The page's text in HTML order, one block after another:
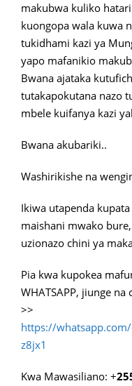
makubwa kuliko
kuongopa wala kuwa
tukidhami kazi ya
yapo mafanikio
Bwana ajataka
tutakapokutana nazo
mbele kuifanya kazi
Bwana akubariki..
Washirikishe na
Ikiwa utapenda
maishani mwako
uzionazo chini ya
Pia kwa kupokea
WHATSAPP, jiunge
>>
https://
z8jx1
Kwa Mawasiliano: +